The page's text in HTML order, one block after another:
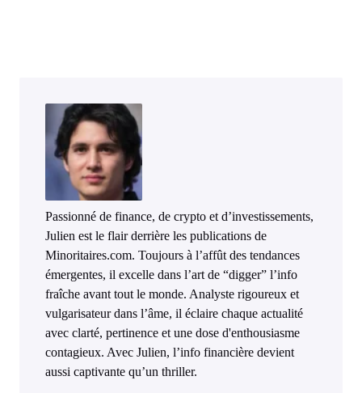
Passionné de finance, de crypto et d’investissements,
Julien est le flair derrière les publications de
Minoritaires.com. Toujours à l’affût des tendances
émergentes, il excelle dans l’art de “digger” l’info
fraîche avant tout le monde. Analyste rigoureux et
vulgarisateur dans l’âme, il éclaire chaque actualité
avec clarté, pertinence et une dose d'enthousiasme
contagieux. Avec Julien, l’info financière devient
aussi captivante qu’un thriller.